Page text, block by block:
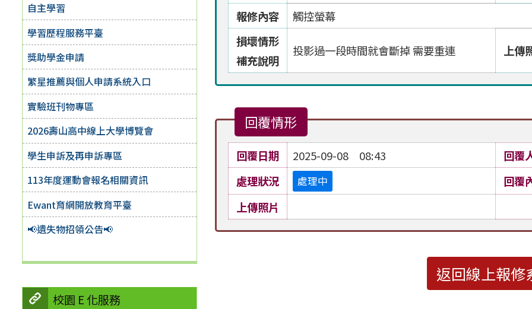
自主學習
學習歷程服務平臺
獎助學金申請
繁星推薦與個人申請系統入口
實驗班刊物專區
2026壽山高中線上大學博覽會
學生申訴及再申訴專區
113年度運動會報名相關資訊
Ewant育網開放教育平臺
📢遺失物招領公告📢
校園 E 化服務
報修內容
觸控螢幕
損壞情形
補充說明
投影過一段時間就會斷掉 需要重連 上傳
回覆情形
回覆日期 2025-09-08 08:43
回覆
處理狀況
處理中
回覆
上傳照片
返回線上報修